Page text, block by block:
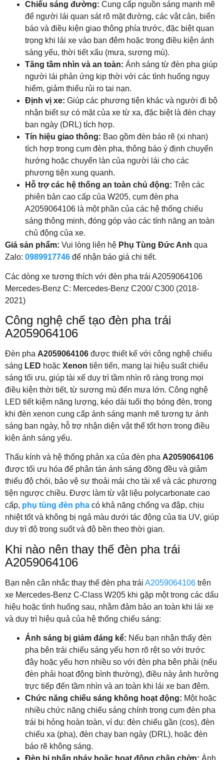
Chiếu sáng đường: Cung cấp nguồn sáng mạnh mẽ
để người lái quan sát rõ mặt đường, các vật cản, biển
báo và điều kiện giao thông phía trước, đặc biệt quan
trọng khi lái xe vào ban đêm hoặc trong điều kiện ánh
sáng yếu, thời tiết xấu (mưa, sương mù).
Tăng tầm nhìn và an toàn: Ánh sáng từ đèn pha giúp
người lái phản ứng kịp thời với các tình huống nguy
hiểm, giảm thiểu rủi ro tai nạn.
Định vị xe: Giúp các phương tiện khác và người đi bộ
nhận biết sự có mặt của xe từ xa, đặc biệt là đèn chạy
ban ngày (DRL) tích hợp.
Tín hiệu giao thông: Bao gồm đèn báo rẽ (xi nhan)
tích hợp trong cụm đèn pha, thông báo ý định chuyển
hướng hoặc chuyển làn của người lái cho các
phương tiện xung quanh.
Hỗ trợ các hệ thống an toàn chủ động: Trên các
phiên bản cao cấp của W205, cụm đèn pha
A2059064106 là một phần của các hệ thống chiếu
sáng thông minh, đóng góp vào các tính năng an toàn
chủ động của xe.
Giá sản phẩm: Vui lòng liên hệ Phụ Tùng Đức Anh qua
Zalo: 0989917746 để nhận báo giá chi tiết.
Các dòng xe tương thích với đèn pha trái A2059064106
Mercedes-Benz C: Mercedes-Benz C200/ C300 (2018-
2021)
Công nghệ chế tạo đèn pha trái
A2059064106
Đèn pha A2059064106 được thiết kế với công nghệ chiếu
sáng LED hoặc Xenon tiên tiến, mang lại hiệu suất chiếu
sáng tối ưu, giúp tài xế duy trì tầm nhìn rõ ràng trong mọi
điều kiện thời tiết, từ sương mù đến mưa lớn. Công nghệ
LED tiết kiệm năng lượng, kéo dài tuổi thọ bóng đèn, trong
khi đèn xenon cung cấp ánh sáng mạnh mẽ tương tự ánh
sáng ban ngày, hỗ trợ nhận diện vật thể tốt hơn trong điều
kiện ánh sáng yếu.
Thấu kính và hệ thống phản xạ của đèn pha A2059064106
được tối ưu hóa để phân tán ánh sáng đồng đều và giảm
thiểu độ chói, bảo vệ sự thoải mái cho tài xế và các phương
tiện ngược chiều. Được làm từ vật liệu polycarbonate cao
cấp, phụ tùng đèn pha có khả năng chống va đập, chịu
nhiệt tốt và không bị ngả màu dưới tác động của tia UV, giúp
duy trì độ trong suốt và độ bền theo thời gian.
Khi nào nên thay thế đèn pha trái
A2059064106
Bạn nên cân nhắc thay thế đèn pha trái A2059064106 trên
xe Mercedes-Benz C-Class W205 khi gặp một trong các dấu
hiệu hoặc tình huống sau, nhằm đảm bảo an toàn khi lái xe
và duy trì hiệu quả của hệ thống chiếu sáng:
Ánh sáng bị giảm đáng kể: Nếu bạn nhận thấy đèn
pha bên trái chiếu sáng yếu hơn rõ rệt so với trước
đây hoặc yếu hơn nhiều so với đèn pha bên phải (nếu
đèn phải hoạt động bình thường), điều này ảnh hưởng
trực tiếp đến tầm nhìn và an toàn khi lái xe ban đêm.
Chức năng chiếu sáng không hoạt động: Một hoặc
nhiều chức năng chiếu sáng chính trong cụm đèn pha
trái bị hỏng hoàn toàn, ví dụ: đèn chiếu gần (cos), đèn
chiếu xa (pha), đèn chạy ban ngày (DRL), hoặc đèn
báo rẽ không sáng.